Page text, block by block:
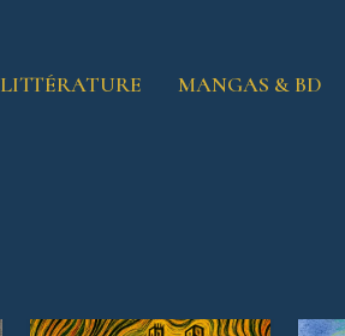
LITTÉRATURE MANGAS & BD